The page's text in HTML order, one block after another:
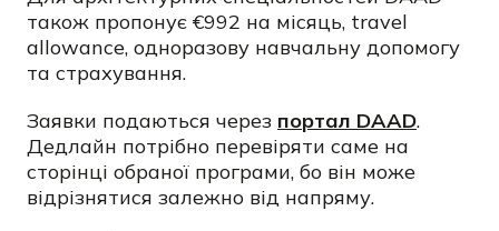
також пропонує €992 на місяць, travel
allowance, одноразову навчальну допомогу
та страхування.
Заявки подаються через портал DAAD.
Дедлайн потрібно перевіряти саме на
сторінці обраної програми, бо він може
відрізнятися залежно від напряму.